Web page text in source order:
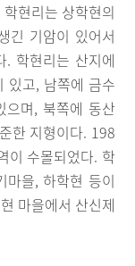
현리는 상학현의
긴 기암이 있어서
. 학현리는 산지에
있고, 남쪽에 금수
며, 북쪽에 동산
한 지형이다. 198
이 수몰되었다. 학
마을, 하학현 등이
마을에서 산신제